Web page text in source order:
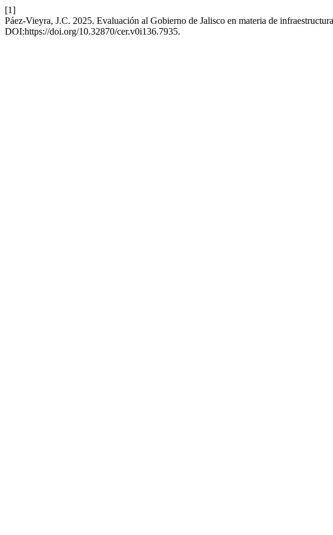
[1]
Páez-Vieyra, J.C. 2025. Evaluación al Gobierno de Jalisco en materia de
DOI:https://doi.org/10.32870/cer.v0i136.7935.